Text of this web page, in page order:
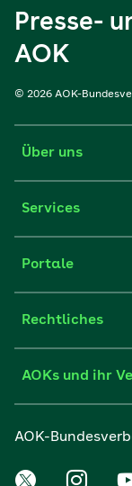
Presse-
AOK
© 2026 AOK-
Über uns
Services
Portale
Rechtliches
AOKs und ihr
AOK-